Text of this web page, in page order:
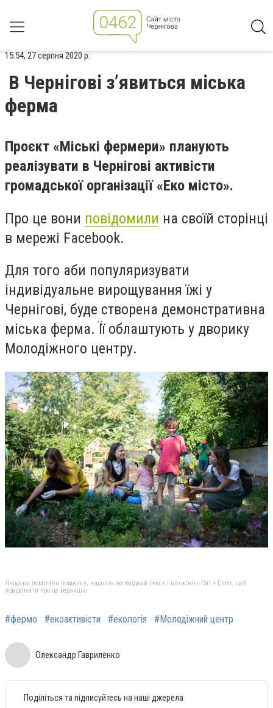
15:54, 27 серпня 2020 р.
В Чернігові з’явиться міська
ферма
Проєкт «Міські фермери» планують
реалізувати в Чернігові активісти
громадської організації «Еко місто».
Про це вони повідомили на своїй сторінці
в мережі Facebook.
Для того аби популяризувати
індивідуальне вирощування їжі у
Чернігові, буде створена демонстративна
міська ферма. Її облаштують у дворику
Молодіжного центру.
Якщо ви помітили помилку, виділіть необхідний текст і натисніть Ctrl + Enter, щоб
повідомити про це редакцію
#фермо #екоактивісти #екологія #Молодіжний центр
Олександр Гавриленко
Поділіться та підписуйтесь на наші джерела